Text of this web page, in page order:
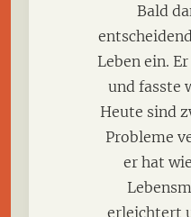
Bald
Leben ein.
und fasste
Heute sind
Probleme
er hat
erleichtert